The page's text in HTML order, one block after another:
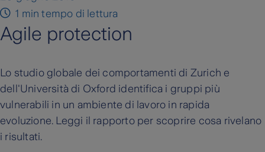
1 min tempo di lettura
Agile protection
Lo studio globale dei comportamenti di Zurich e
dell'Università di Oxford identifica i gruppi più
vulnerabili in un ambiente di lavoro in rapida
evoluzione. Leggi il rapporto per scoprire cosa rivelano
i risultati.